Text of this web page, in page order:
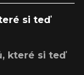
si teď
které si teď